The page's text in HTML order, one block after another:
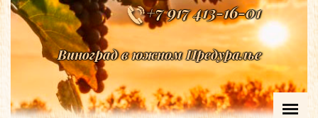
+7 917 413-16-01
Виноград в южном Предуралье